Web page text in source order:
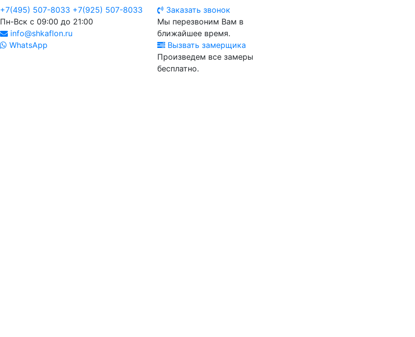
+7(495) 507-8033 +7(925) 507-8033
Пн-Вск с 09:00 до 21:00
info@shkaflon.ru
WhatsApp
Заказать звонок
Мы перезвоним Вам в
ближайшее время.
Вызвать замерщика
Произведем все замеры
бесплатно.